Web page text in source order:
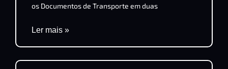
os Documentos de Transporte em duas
Ler mais »